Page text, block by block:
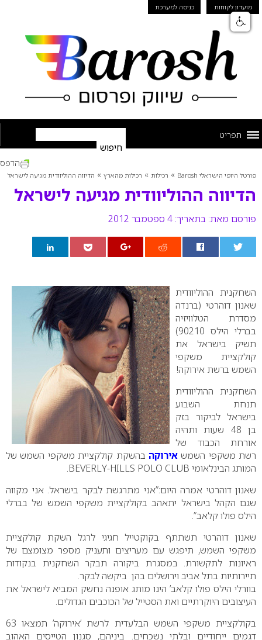
מועדון לקוחות כניסה למערכת
תפריט
פורטל היופי הישראלי Barosh » רכילות » רכילות מהארץ » הדיווה ההוליוודית מגיעה לישראל
הדיווה ההוליוודית מגיעה לישראל
פורסם מאת: בתאריך: 4 ספטמבר 2012
הדפס
השחקנית ההוליוודית
שאנון דוהרטי (ברנדה
מסדרת הטלוויזיה
בברלי הילס 90210)
תשיק בישראל את
קולקציית משקפי
השמש ברשת אירוקה!
השחקנית ההוליוודית
תנחת השבוע
בישראל לביקור בזק
בן 48 שעות ותהיה
אורחת הכבוד של
רשת משקפי השמשאירוקה בהשקת קולקציית משקפי השמש של
המותג הבינלאומי BEVERLY-HILLS POLO CLUB
.
שאנון דוהרטי אמרה היום:”אני מתרגשת לבקר בישראל. אני מקווה
שגם הקהל בישראל יתאהב בקולקציית משקפי השמש של בברלי
הילס פולו קלאב”.
שאנון דוהרטי תשתתף בקוקטייל חגיגי לרגל השקת קולקציית
משקפי השמש, תיפגש עם מעריצים ותעניק מספר מצומצם של
ראיונות לתקשורת. במסגרת ביקורה תבקר השחקנית בנקודות
תיירותיות בתל אביב וירושלים בהן ביקשה לבקר.
בוורלי הילס פולו קלאב’ הינו מותג אופנה נחשק המביא לישראל את
העיצובים היוקרתיים ואת הסטייל של הכוכבים הגדולים.
בקולקציית משקפי השמש הבלעדית לרשת ’אירוקה’ תמצאו 63
דגמים ייחודיים ובלתי נשכחים. ביניהם, סגנון הטייסים האהוב